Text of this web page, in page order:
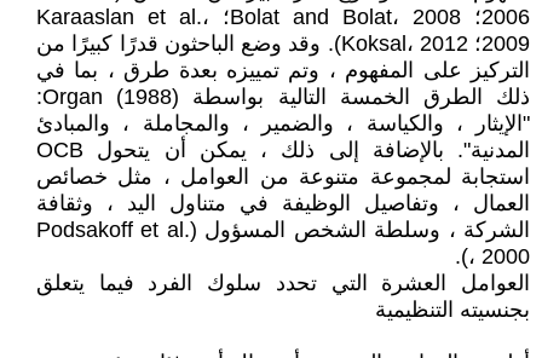
2006؛ Bolat and Bolat، 2008؛ Karaaslan et al.،
2009؛ Koksal، 2012). وقد وضع الباحثون قدرًا كبيرًا من
التركيز على المفهوم ، وتم تمييزه بعدة طرق ، بما في
ذلك الطرق الخمسة التالية بواسطة Organ (1988):
"الإيثار ، والكياسة ، والضمير ، والمجاملة ، والمبادئ
المدنية". بالإضافة إلى ذلك ، يمكن أن يتحول OCB
استجابة لمجموعة متنوعة من العوامل ، مثل خصائص
العمال ، وتفاصيل الوظيفة في متناول اليد ، وثقافة
الشركة ، وسلطة الشخص المسؤول (Podsakoff et al.
، 2000).
العوامل العشرة التي تحدد سلوك الفرد فيما يتعلق
بجنسيته التنظيمية